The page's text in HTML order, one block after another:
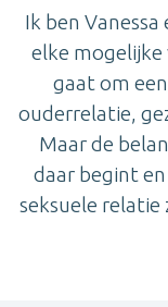
Ik ben Vanessa
elke mogelijke
gaat om
ouderrelatie,
Maar de
daar begint
seksuele relatie